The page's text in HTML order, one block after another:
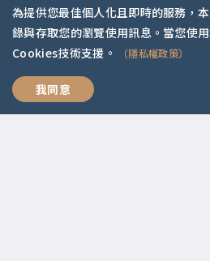
我們，好好愛
聯絡資訊
啟點文化(統一編號:54296775)
02-2292-2086
service@koob.com.tw
為提供您最佳個人化且即時的服務，
錄與存取您的瀏覽使用訊息。當您使
Cookies技術支援。
（隱私權政策）
我同意